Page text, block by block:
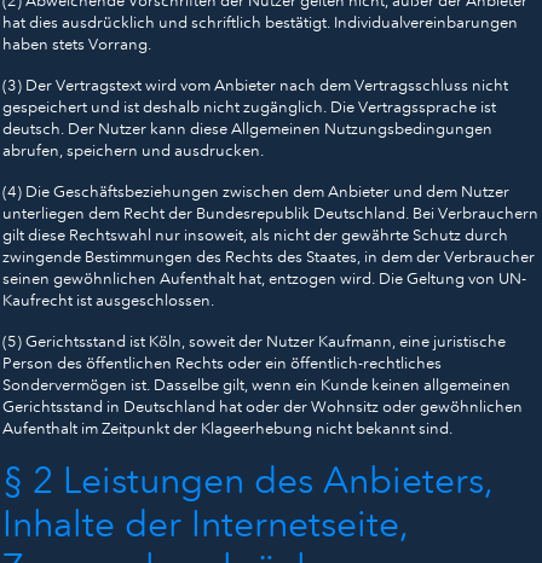
hat dies ausdrücklich und schriftlich bestätigt. Individualvereinbarungen
haben stets Vorrang.
(3) Der Vertragstext wird vom Anbieter nach dem Vertragsschluss nicht
gespeichert und ist deshalb nicht zugänglich. Die Vertragssprache ist
deutsch. Der Nutzer kann diese Allgemeinen Nutzungsbedingungen
abrufen, speichern und ausdrucken.
(4) Die Geschäftsbeziehungen zwischen dem Anbieter und dem Nutzer
unterliegen dem Recht der Bundesrepublik Deutschland. Bei Verbrauchern
gilt diese Rechtswahl nur insoweit, als nicht der gewährte Schutz durch
zwingende Bestimmungen des Rechts des Staates, in dem der Verbraucher
seinen gewöhnlichen Aufenthalt hat, entzogen wird. Die Geltung von UN-
Kaufrecht ist ausgeschlossen.
(5) Gerichtsstand ist Köln, soweit der Nutzer Kaufmann, eine juristische
Person des öffentlichen Rechts oder ein öffentlich-rechtliches
Sondervermögen ist. Dasselbe gilt, wenn ein Kunde keinen allgemeinen
Gerichtsstand in Deutschland hat oder der Wohnsitz oder gewöhnlichen
Aufenthalt im Zeitpunkt der Klageerhebung nicht bekannt sind.
§ 2 Leistungen des Anbieters,
Inhalte der Internetseite,